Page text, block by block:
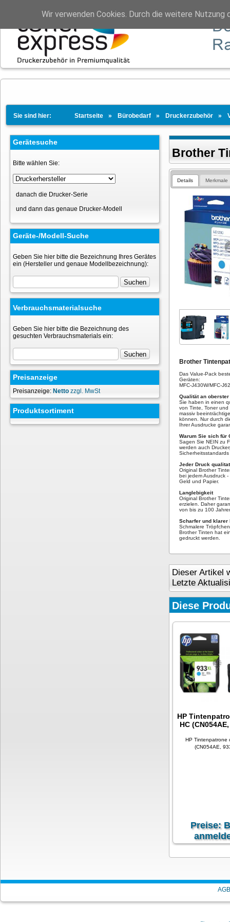
Sie sind hier: Startseite Bürobedarf Druckerzubehör
Gerätesuche
Bitte wählen Sie:
danach die Drucker-Serie
und dann das genaue Drucker-Modell
Geräte-/Modell-Suche
Geben Sie hier bitte die Bezeichnung Ihres Gerätes
ein (Hersteller und genaue Modellbezeichnung):
Verbrauchsmaterialsuche
Geben Sie hier bitte die Bezeichnung des
gesuchten Verbrauchsmaterials ein:
Preisanzeige
Preisanzeige: Netto zzgl. MwSt
Produktsortiment
Brother
Details Merkmale
Brother
Das Value-Pack
Geräten:
MFC-J430W/MFC-
Qualität an
Sie haben in einen
von Tinte, Toner
massiv
können. Nur durch
Ihrer Ausdrucke
Warum Sie sich für
Sagen Sie NEIN zu
werden auch
Jeder Druck
Original Brother
bei jedem Ausdruck
Geld und Papier.
Langlebigkeit
Original Brother
erzielen. Daher
von bis zu 100
Scharfer und klarer
Schmalere
Brother Tinten hat
gedruckt werden.
Dieser Artikel
Letzte
Diese
HP
HC
HP Tintenpatrone
(CN054AE,
Preise:
exkl. 19 % MwSt zzgl.
AGB
Wir verwenden Cookies. Durch die weitere